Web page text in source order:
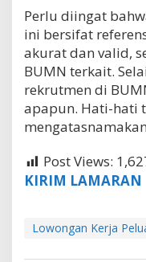
Perlu diingat
ini bersifat
akurat dan valid,
BUMN terkait.
rekrutmen di
apapun. Hati-hati
Post Views:
KIRIM LAMARAN
Lowongan Kerja